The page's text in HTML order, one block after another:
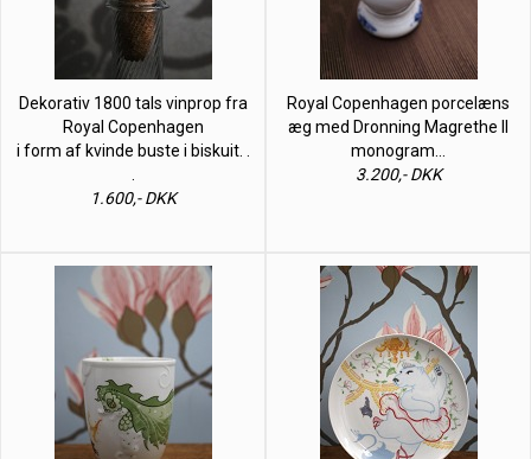
Dekorativ 1800 tals vinprop fra
Royal Copenhagen
i form af kvinde buste i biskuit. .
1.600,- DKK
Royal Copenhagen porcelæns
æg med Dronning Magrethe II
monogram…
3.200,- DKK